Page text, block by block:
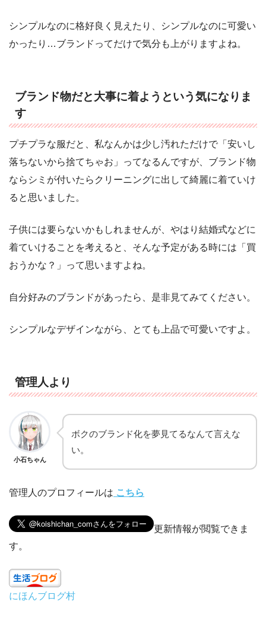
シンプルなのに格好良く見えたり、シンプルなのに可愛い
かったり…ブランドってだけで気分も上がりますよね。
ブランド物だと大事に着ようという気になりま
す
プチプラな服だと、私なんかは少し汚れただけで「安いし
落ちないから捨てちゃお」ってなるんですが、ブランド物
ならシミが付いたらクリーニングに出して綺麗に着ていけ
ると思いました。
子供には要らないかもしれませんが、やはり結婚式などに
着ていけることを考えると、そんな予定がある時には「買
おうかな？」って思いますよね。
自分好みのブランドがあったら、是非見てみてください。
シンプルなデザインながら、とても上品で可愛いですよ。
管理人より
小石ちゃん
ボクのブランド化を夢見てるなんて言えな
い。
管理人のプロフィールは こちら
更新情報が閲覧できま
す。
にほんブログ村